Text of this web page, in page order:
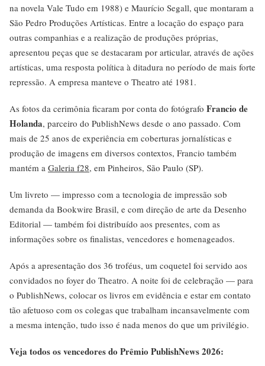
na novela Vale Tudo em 1988) e Maurício Segall, que montaram a
São Pedro Produções Artísticas. Entre a locação do espaço para
outras companhias e a realização de produções próprias,
apresentou peças que se destacaram por articular, através de ações
artísticas, uma resposta política à ditadura no período de mais forte
repressão. A empresa manteve o Theatro até 1981.
As fotos da cerimônia ficaram por conta do fotógrafo Francio de
Holanda, parceiro do PublishNews desde o ano passado. Com
mais de 25 anos de experiência em coberturas jornalísticas e
produção de imagens em diversos contextos, Francio também
mantém a Galeria f28, em Pinheiros, São Paulo (SP).
Um livreto — impresso com a tecnologia de impressão sob
demanda da Bookwire Brasil, e com direção de arte da Desenho
Editorial — também foi distribuído aos presentes, com as
informações sobre os finalistas, vencedores e homenageados.
Após a apresentação dos 36 troféus, um coquetel foi servido aos
convidados no foyer do Theatro. A noite foi de celebração — para
o PublishNews, colocar os livros em evidência e estar em contato
tão afetuoso com os colegas que trabalham incansavelmente com
a mesma intenção, tudo isso é nada menos do que um privilégio.
Veja todos os vencedores do Prêmio PublishNews 2026: